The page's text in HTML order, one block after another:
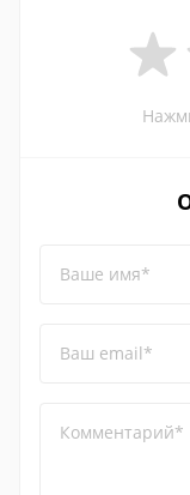
Ваше имя*
Ваш email*
Комментарий*